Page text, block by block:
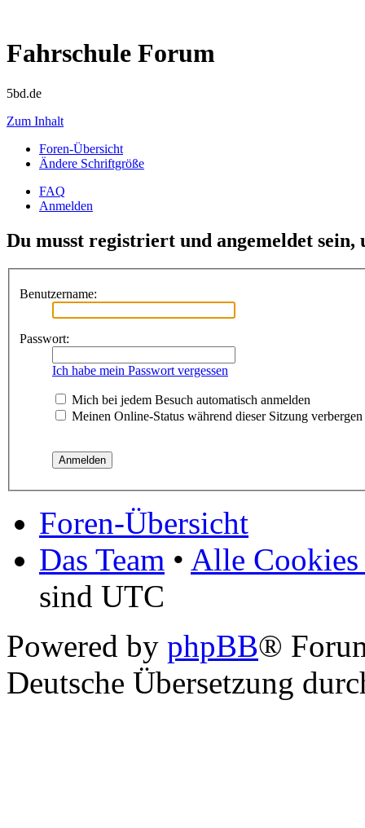
Fahrschule Forum
5bd.de
Zum Inhalt
Foren-Übersicht
Ändere Schriftgröße
FAQ
Anmelden
Du musst registriert und angemeldet sein,
Benutzername:
Passwort:
Ich habe mein Passwort vergessen
Mich bei jedem Besuch automatisch anmelden
Meinen Online-Status während dieser Sitzung verbergen
Foren-Übersicht
Das Team • Alle Cookies
sind UTC
Powered by phpBB®
Deutsche Übersetzung